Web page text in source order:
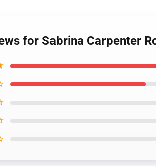
for Sabrina Carpenter